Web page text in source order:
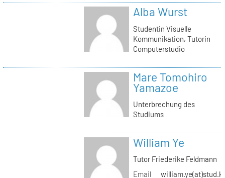
Alba Wurst
Studentin Visuelle
Kommunikation, Tutorin
Computerstudio
Mare Tomohiro
Yamazoe
Unterbrechung des
Studiums
William Ye
Tutor Friederike Feldmann
Email